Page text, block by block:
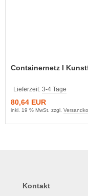
Containernetz I
Lieferzeit: 3-4 Tage
80,64 EUR
inkl. 19 % MwSt. zzgl.
Kontakt